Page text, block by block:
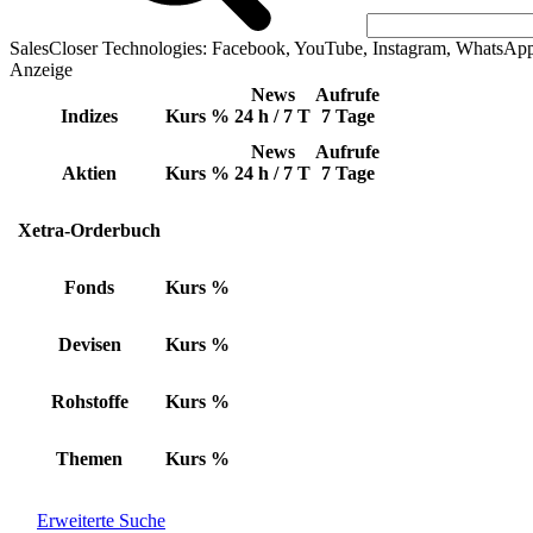
SalesCloser Technologies: Facebook, YouTube, Instagram,
Anzeige
Indizes Kurs %
News
24 h / 7 T
Aufrufe
7 Tage
Aktien Kurs %
News
24 h / 7 T
Aufrufe
7 Tage
Xetra-Orderbuch
Fonds Kurs %
Devisen Kurs %
Rohstoffe Kurs %
Themen Kurs %
Erweiterte Suche